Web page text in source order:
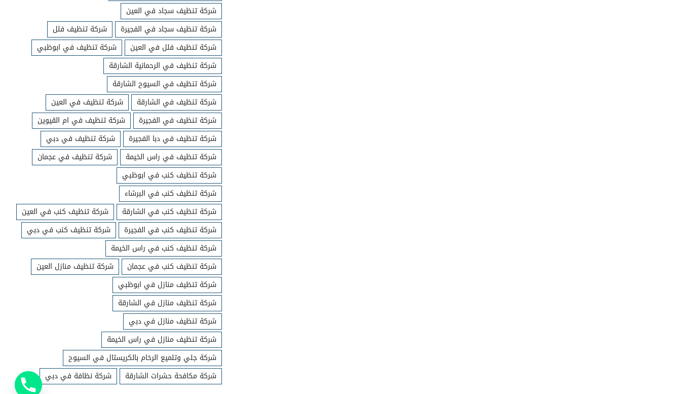
شركة تنظيف سجاد في العين
شركة تنظيف سجاد في الفجيرة
شركة تنظيف فلل
شركة تنظيف فلل في العين
شركة تنظيف في ابوظبي
شركة تنظيف في الرحمانية الشارقة
شركة تنظيف في السيوح الشارقة
شركة تنظيف في الشارقة
شركة تنظيف في العين
شركة تنظيف في الفجيرة
شركة تنظيف في ام القيوين
شركة تنظيف في دبا الفجيرة
شركة تنظيف في دبي
شركة تنظيف في راس الخيمة
شركة تنظيف في عجمان
شركة تنظيف كنب في ابوظبي
شركة تنظيف كنب في البرشاء
شركة تنظيف كنب في الشارقة
شركة تنظيف كنب في العين
شركة تنظيف كنب في الفجيرة
شركة تنظيف كنب في دبي
شركة تنظيف كنب في راس الخيمة
شركة تنظيف كنب في عجمان
شركة تنظيف منازل العين
شركة تنظيف منازل في ابوظبي
شركة تنظيف منازل في الشارقة
شركة تنظيف منازل في دبي
شركة تنظيف منازل في راس الخيمة
شركة جلي وتلميع الرخام بالكريستال في السيوح
شركة مكافحة حشرات الشارقة
شركة نظافة في دبي